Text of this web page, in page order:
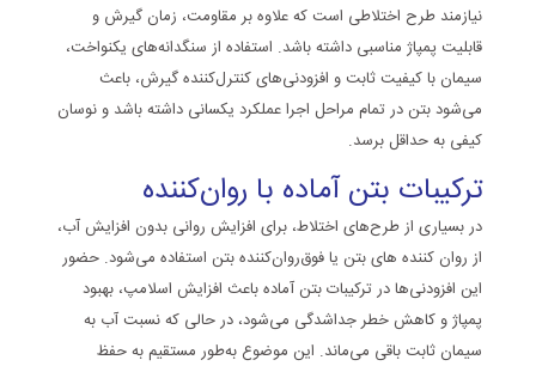
نیازمند طرح اختلاطی است که علاوه بر مقاومت، زمان گیرش و
قابلیت پمپاژ مناسبی داشته باشد. استفاده از سنگدانه‌های یکنواخت،
سیمان با کیفیت ثابت و افزودنی‌های کنترل‌کننده گیرش، باعث
می‌شود بتن در تمام مراحل اجرا عملکرد یکسانی داشته باشد و نوسان
کیفی به حداقل برسد.
ترکیبات بتن آماده با روان‌کننده
در بسیاری از طرح‌های اختلاط، برای افزایش روانی بدون افزایش آب،
از روان کننده های بتن یافوق‌روان‌کننده بتن استفاده می‌شود. حضور
این افزودنی‌ها در ترکیبات بتن آماده باعث افزایش اسلامپ، بهبود
پمپاژ و کاهش خطر جداشدگی می‌شود، در حالی که نسبت آب به
سیمان ثابت باقی می‌ماند. این موضوع به‌طور مستقیم به حفظ